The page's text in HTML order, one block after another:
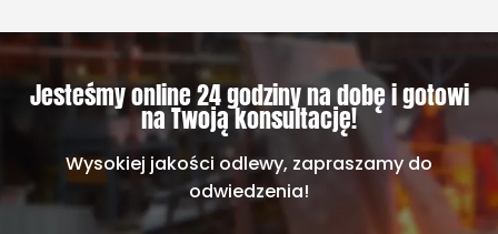
Jesteśmy online 24 godziny na dobę i gotowi
na Twoją konsultację!
Wysokiej jakości odlewy, zapraszamy do
odwiedzenia!